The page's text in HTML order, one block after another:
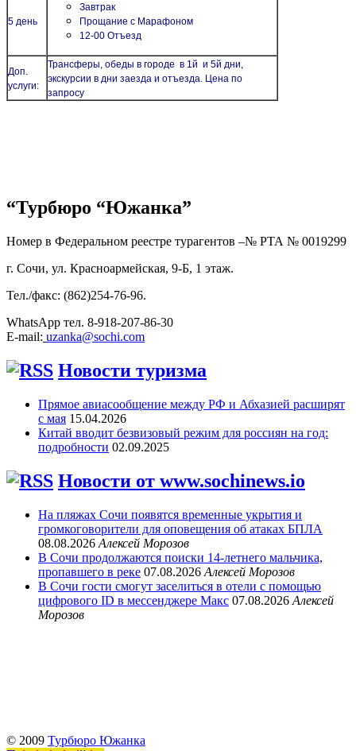
5 день
Завтрак
Прощание с Марафоном
12-00 Отъезд
Доп.
услуги:
Трансферы, обеды в городе в 1й и 5й дни,
экскурсии в дни заезда и отъезда. Цена по
запросу
“Турбюро “Южанка”
Номер в Федеральном реестре турагентов –№ РТА № 0019299
г. Сочи, ул. Красноармейская, 9-Б, 1 этаж.
Тел./факс: (862)254-76-96.
WhatsApp тел. 8-918-207-86-30
E-mail: uzanka@sochi.com
Новости туризма
Прямое авиасообщение между РФ и Абхазией расширят
с мая 15.04.2026
Китай вводит безвизовый режим для россиян на год:
подробности 02.09.2025
Новости от www.sochinews.io
На пляжах Сочи появятся временные укрытия и
громкоговорители для оповещения об атаках БПЛА
08.08.2026 Алексей Морозов
В Сочи продолжаются поиски 14-летнего мальчика,
пропавшего в реке 07.08.2026 Алексей Морозов
В Сочи гости смогут заселиться в отели с помощью
цифрового ID в мессенджере Макс 07.08.2026 Алексей
Морозов
© 2009 Турбюро Южанка